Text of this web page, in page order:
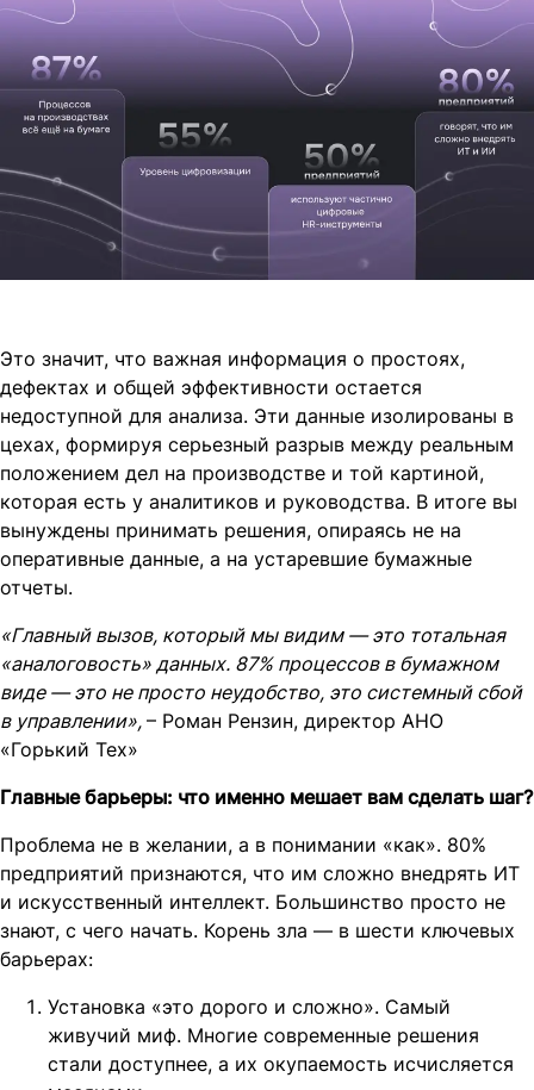
Это значит, что важная информация о простоях,
дефектах и общей эффективности остается
недоступной для анализа. Эти данные изолированы в
цехах, формируя серьезный разрыв между реальным
положением дел на производстве и той картиной,
которая есть у аналитиков и руководства. В итоге вы
вынуждены принимать решения, опираясь не на
оперативные данные, а на устаревшие бумажные
отчеты.
«Главный вызов, который мы видим — это тотальная
«аналоговость» данных. 87% процессов в бумажном
виде — это не просто неудобство, это системный сбой
в управлении», – Роман Рензин, директор АНО
«Горький Тех»
Главные барьеры: что именно мешает вам сделать шаг?
Проблема не в желании, а в понимании «как». 80%
предприятий признаются, что им сложно внедрять ИТ
и искусственный интеллект. Большинство просто не
знают, с чего начать. Корень зла — в шести ключевых
барьерах:
Установка «это дорого и сложно». Самый
живучий миф. Многие современные решения
стали доступнее, а их окупаемость исчисляется